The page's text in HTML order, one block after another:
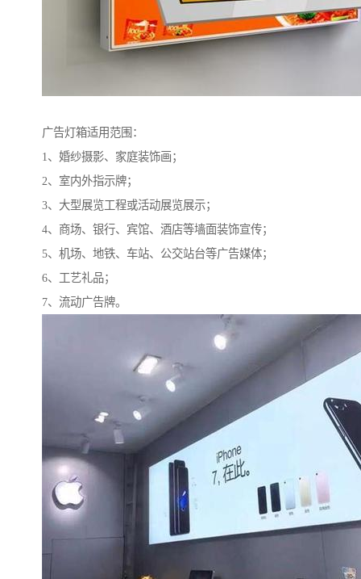
广告灯箱适用范围：
1、婚纱摄影、家庭装饰画；
2、室内外指示牌；
3、大型展览工程或活动展览展示；
4、商场、银行、宾馆、酒店等墙面装饰宣传；
5、机场、地铁、车站、公交站台等广告媒体；
6、工艺礼品；
7、流动广告牌。